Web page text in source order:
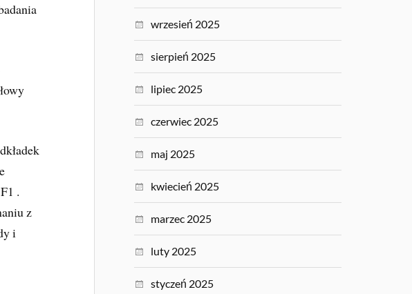
.
z
i
wrzesień 2025
sierpień 2025
lipiec 2025
czerwiec 2025
maj 2025
kwiecień 2025
marzec 2025
luty 2025
styczeń 2025